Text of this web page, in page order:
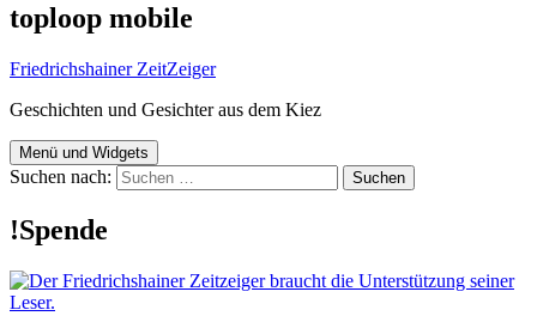
toploop mobile
Friedrichshainer ZeitZeiger
Geschichten und Gesichter aus dem Kiez
Menü und Widgets
Suchen nach:
!Spende